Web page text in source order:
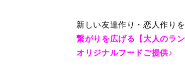
新しい友達作り・恋人作り
繋がりを広げる【大人のラン
オリジナルフードご提供♪